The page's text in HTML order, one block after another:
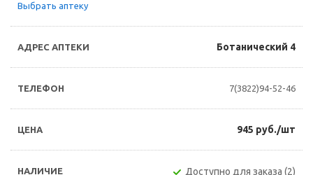
Выбрать аптеку
Ботанический 4
7(3822)94-52-46
945 руб./шт
Доступно для заказа (2)